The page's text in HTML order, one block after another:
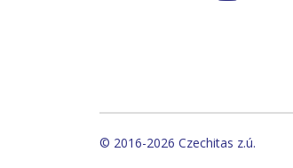
© 2016-2026 Czechitas z.ú.